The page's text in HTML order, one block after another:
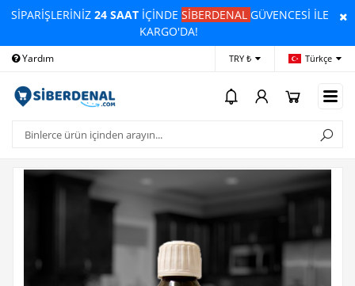
SİPARİŞLERİNİZ24 SAAT İÇİNDESİBERDENALGÜVENCESİ İLE
KARGO'DA!
Yardım Ödeme Bildirimi
TRY ₺ Türkçe